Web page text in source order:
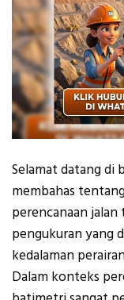
Selamat datang di
membahas
perencanaan
pengukuran yang
kedalaman
Dalam konteks